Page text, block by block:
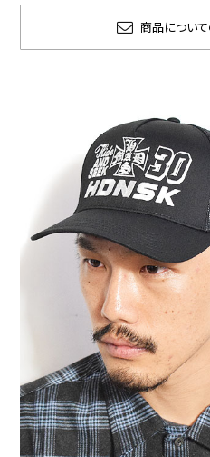
商品につい